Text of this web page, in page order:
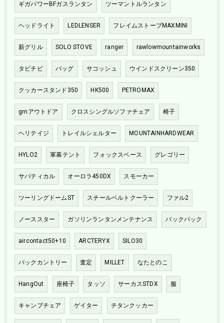
ギガパワーBFガスランタン ツーマントルランタン
ヘッドライト LEDLENSER フレイムストーブMAXMINI
薪グリル SOLO STOVE ranger rawlowmountainworks
タビチビ バッグ サコッシュ ウインドスクリーン350
クッカースタンド350 HK500 PETROMAX
grnアウトドア クロスシングルソファチェア 椅子
ヘリテイジ トレイルシェルター MOUNTAINHARDWEAR
HYLO2 軍幕テント フォックスベース グレゴリー
サバティカル オーロラ450DX スモーカー
ツーリングドームST スチールベルトクーラー ファル2
ノーススター ガソリンランタンメンテナンス バックパック
aircontact50+10 ARCTERYX SILO30
バックカントリー 査定 MILLET なたとのこ
HangOut 座椅子 タッソ サーカスSTDX 服
キャンプチェア ゲイター チタンクッカー